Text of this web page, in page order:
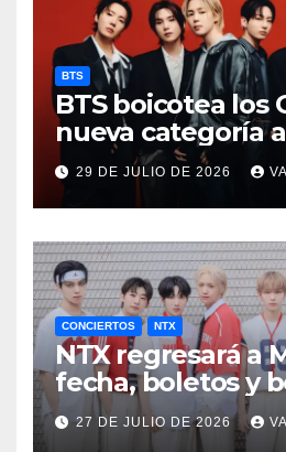
BTS
BTS boicotea los
nueva categoría
29 DE JULIO DE 2026
CONCIERTOS NTX
NTX regresará a
fecha, boletos y
VIP27 DE JULIO DE 2026